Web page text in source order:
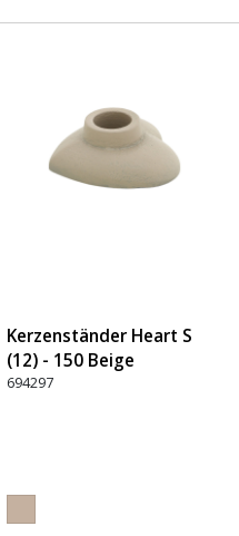
Kerzenständer Heart S
(12) - 150 Beige
694297